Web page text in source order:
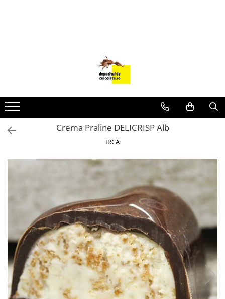
GLAZURI, UMPLUTURI, CREME
USTENSILE SI FORME SILICON
PASTA DE ZAHAR
FRISCA, UNT, LAPTE CONDENSAT
AROME
Crema Praline DELICRISP Alb
IRCA